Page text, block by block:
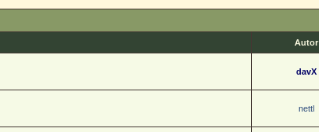
Autor
davX
nettl